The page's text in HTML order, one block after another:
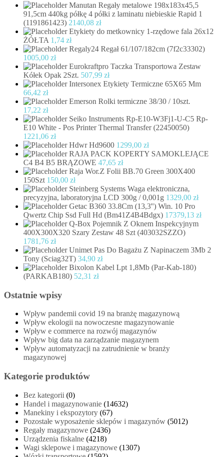
Manutan Regały metalowe 198x183x45,5
91,5cm 440kg półkę 4 półki z laminatu niebieskie Rapid 1
(1191861423) 2140,08 zł
Etykiety do metkownicy 1-rzędowe fala 26x12
ŻÓŁTA 1,74 zł
Regaly24 Regał 61/107/182cm (7f2c33302)
1005,00 zł
Eurokraftpro Taczka Transportowa Zestaw
Kółek Opak 2Szt. 507,99 zł
Intersonex Etykiety Termiczne 65X65 Mm
66,42 zł
Emerson Rolki termiczne 38/30 / 10szt.
17,22 zł
Seiko Instruments Rp-E10-W3Fj1-U-C5 Rp-
E10 White - Pos Printer Thermal Transfer (22450050)
1221,06 zł
Hdwr Hd9600 1299,00 zł
RAJA PACK KOPERTY SAMOKLEJĄCE
C4 B4 B5 BRĄZOWE 47,65 zł
Raja Wor.Z Folii BB.70 Green 300X400
150Szt 150,00 zł
Steinberg Systems Waga elektroniczna,
precyzyjna, laboratoryjna LCD 300g / 0,001g 1329,00 zł
Getac B360 33.8Cm (13,3'') Win. 10 Pro
Qwertz Chip Ssd Full Hd (Bm41Z4B4Bdgx) 17379,13 zł
Q-Box Pojemnik Z Oknem Inspekcyjnym
400X300X320 Szary Zestaw 48 Szt (403032SZZO)
1781,76 zł
Unimet Pas Do Bagażu Z Napinaczem 3Mb 2
Tony (Sciag32T) 34,90 zł
Bixolon Kabel Lpt 1,8Mb (Par-Kab-180)
(PARKAB180) 52,31 zł
Ostatnie wpisy
Wpływ pandemii covid 19 na branżę magazynową
Wpływ ekologii na nowoczesne magazynowanie
Wpływ e commerce na rozwój magazynów
Wpływ big data na zarządzanie magazynem
Wpływ automatyzacji na zatrudnienie w branży
magazynowej
Kategorie produktów
Bez kategorii (0)
Handel i magazynowanie (14632)
Manekiny i ekspozytory (67)
Pozostałe wyposażenie sklepów i magazynów (5012)
Regały magazynowe (2436)
Urządzenia fiskalne (4218)
Wagi sklepowe i magazynowe (1307)